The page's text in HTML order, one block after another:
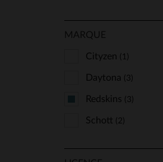
MARQUE
Cityzen (1)
Daytona (3)
Redskins (3)
Schott (2)